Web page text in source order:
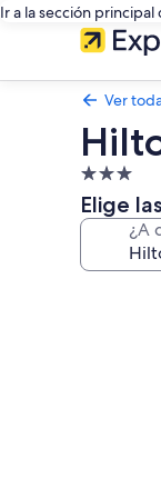
Ir a la sección principal
Ver
Propiedad
de
3.0
estrellas
Elige
¿A